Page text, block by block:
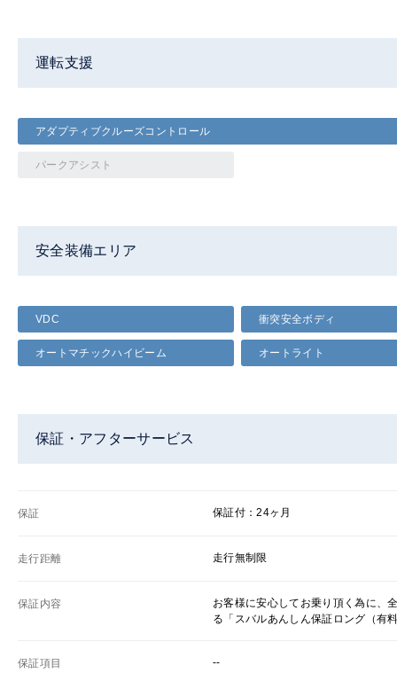
運転支援
アダプティブクルーズコントロール
パークアシスト
安全装備エリア
VDC 衝突安全ボディ
オートマチックハイビーム オートライト
保証・アフターサービス
保証 保証付：24ヶ月
走行距離 走行無制限
保証内容
お客様に安心してお乗り頂く為に、
る「スバルあんしん保証ロング（有
保証項目 --